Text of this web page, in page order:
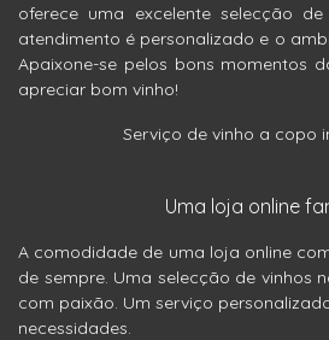
oferece uma excelente selecção
atendimento é personalizado e o
Apaixone-se pelos bons momentos
apreciar bom vinho!
Serviço de vinho a copo
Uma loja online
A comodidade de uma loja online
de sempre. Uma selecção de vinhos
com paixão. Um serviço
necessidades.